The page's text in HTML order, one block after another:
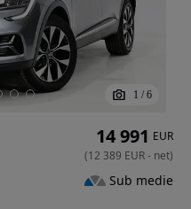
1 / 6
14 991 EUR
(12 389 EUR- net)
Sub medie